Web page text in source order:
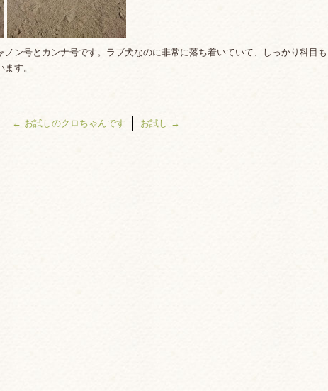
ン号とカンナ号です。ラブ犬なのに非常に落ち着いていて、しっかり科目も
す。
← お試しのクロちゃんです お試し →